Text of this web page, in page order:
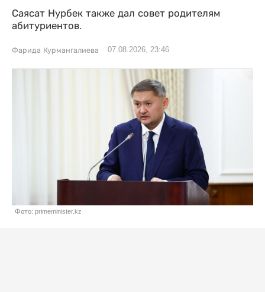
Саясат Нурбек также дал совет родителям
абитуриентов.
Фарида Курмангалиева 07.08.2026, 23:46
Фото: primeminister.kz